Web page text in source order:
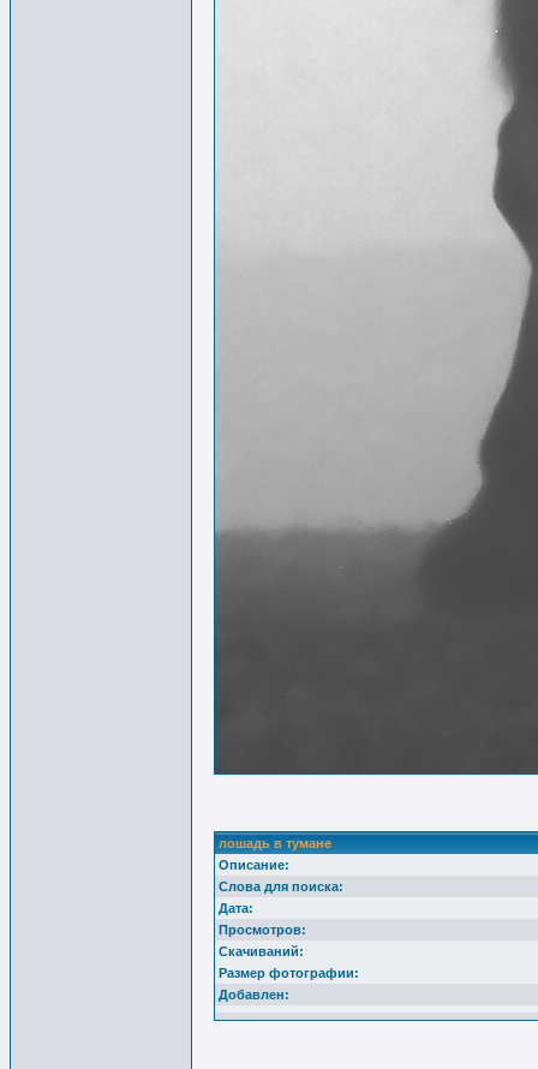
лошадь в тумане
Описание:
Слова для поиска:
Дата:
Просмотров:
Скачиваний:
Размер фотографии:
Добавлен: